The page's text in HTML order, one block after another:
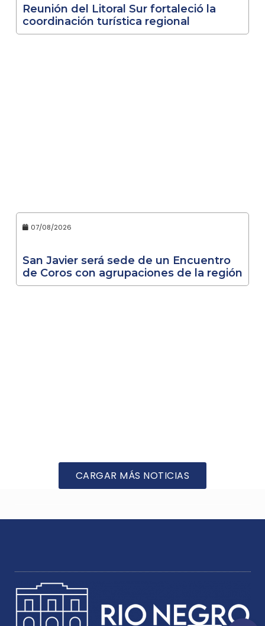
Reunión del Litoral Sur fortaleció la
coordinación turística regional
07/08/2026
San Javier será sede de un Encuentro
de Coros con agrupaciones de la región
CARGAR MÁS NOTICIAS